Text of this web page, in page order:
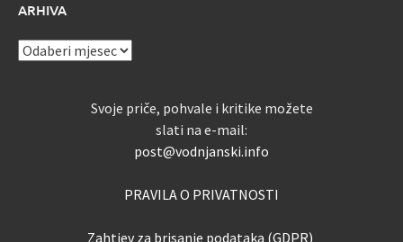
ARHIVA
ARHIVA
Svoje priče, pohvale i kritike možete
slati na e-mail:
post@vodnjanski.info
PRAVILA O PRIVATNOSTI
Zahtjev za brisanje podataka (GDPR)